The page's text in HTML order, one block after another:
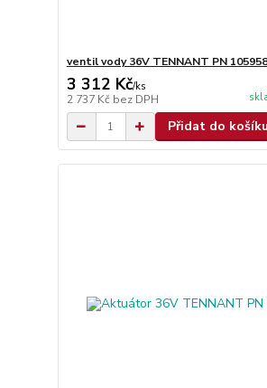
ventil vody 36V TENNANT PN
3 312 Kč/ks
2 737 Kč bez DPH
Přidat do košíku